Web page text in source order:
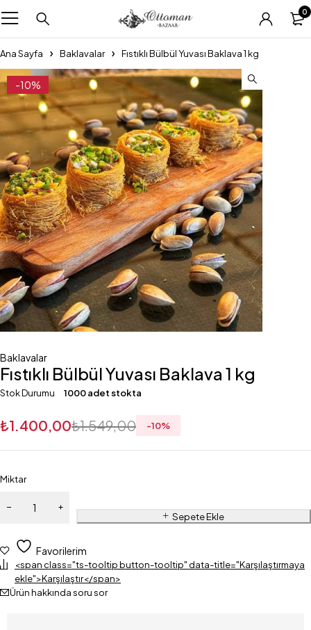
0
Ana Sayfa Baklavalar Fıstıklı Bülbül Yuvası Baklava 1 kg
-10%
Baklavalar
Fıstıklı Bülbül Yuvası Baklava 1 kg
Stok Durumu 1000 adet stokta
₺1.549,00
₺1.400,00 -10%
Miktar
Sepete Ekle
Favorilerim
<span class="ts-tooltip button-tooltip" data-title="Karşılaştırmaya
ekle">Karşılaştır</span>
Ürün hakkında soru sor